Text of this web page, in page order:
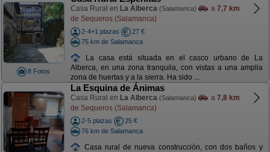
8 Fotos
Casa Rural en La Alberca (Salamanca) a 7,7 km
de Sequeros (Salamanca)
2-4+1 plazas
27 €
75 km de Salamanca
La casa está situada en el casco urbano de La
Alberca, en una zona tranquila, con vistas a una amplia
zona de huertas y a la sierra. Ha sido ...
La Esquina de Ánimas
Casa Rural en La Alberca (Salamanca) a 7,8 km
de Sequeros (Salamanca)
2-5 plazas
25 €
76 km de Salamanca
Casa rural de nueva construcción, con dos baños y